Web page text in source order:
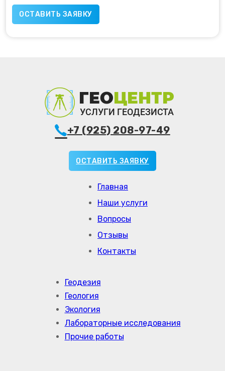
Главная
Наши услуги
Вопросы
Отзывы
Контакты
Геодезия
Геология
Экология
Лабораторные исследования
Прочие работы
+7 (925) 208-97-49
ОСТАВИТЬ ЗАЯВКУ